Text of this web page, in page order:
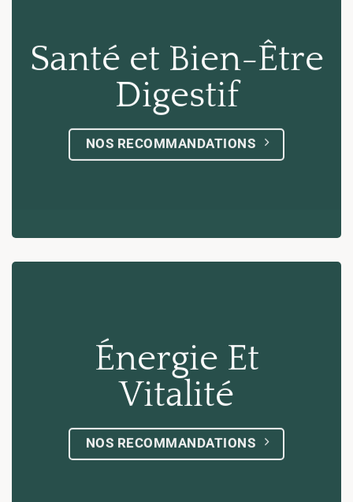
Santé et Bien-Être
Digestif
NOS RECOMMANDATIONS
Énergie Et
Vitalité
NOS RECOMMANDATIONS